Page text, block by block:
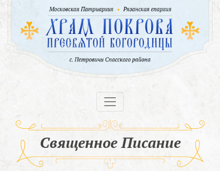
Священное Писание